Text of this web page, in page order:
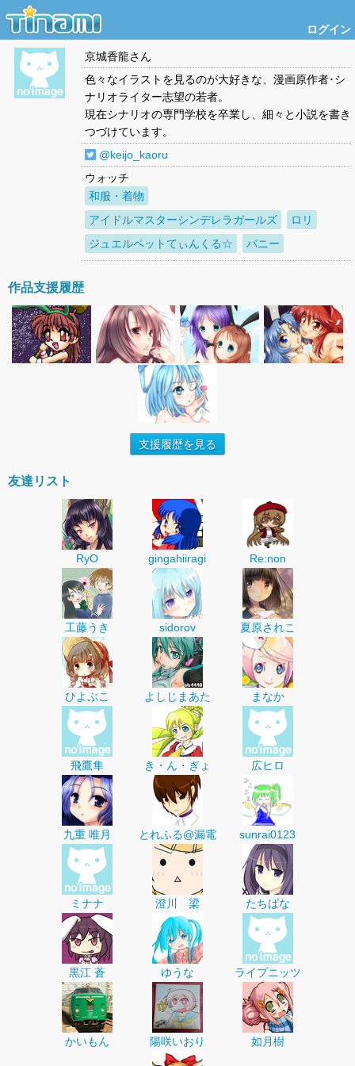
ログイン
京城香龍さん
色々なイラストを見るのが大好きな、漫画原作者･シ
ナリオライター志望の若者。
現在シナリオの専門学校を卒業し、細々と小説を書き
つづけています。
@keijo_kaoru
ウォッチ
和服・着物
アイドルマスターシンデレラガールズ
ロリ
ジュエルペットてぃんくる☆
バニー
作品支援履歴
支援履歴を見る
友達リスト
RyO gingahiiragi Re:non
工藤うき sidorov 夏原されこ
ひよぷこ よしじまあた まなか
飛鷹隼 き・ん・ぎょ 広ヒロ
九重 唯月 とれふる@漏電 sunrai0123
ミナナ 澄川 梁 たちばな
黒江 蒼 ゆうな ライプニッツ
かいもん 陽咲いおり 如月樹